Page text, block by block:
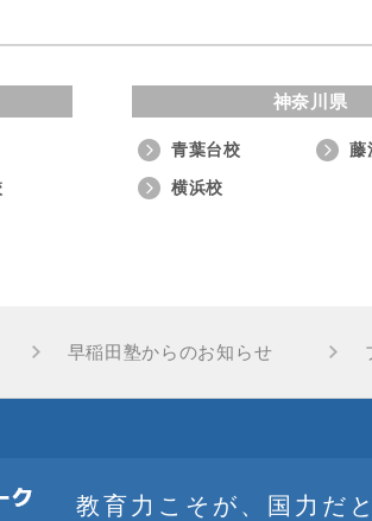
神奈川県
青葉台校
藤
横浜校
早稲田塾からのお知らせ
教育力こそが、国力だ